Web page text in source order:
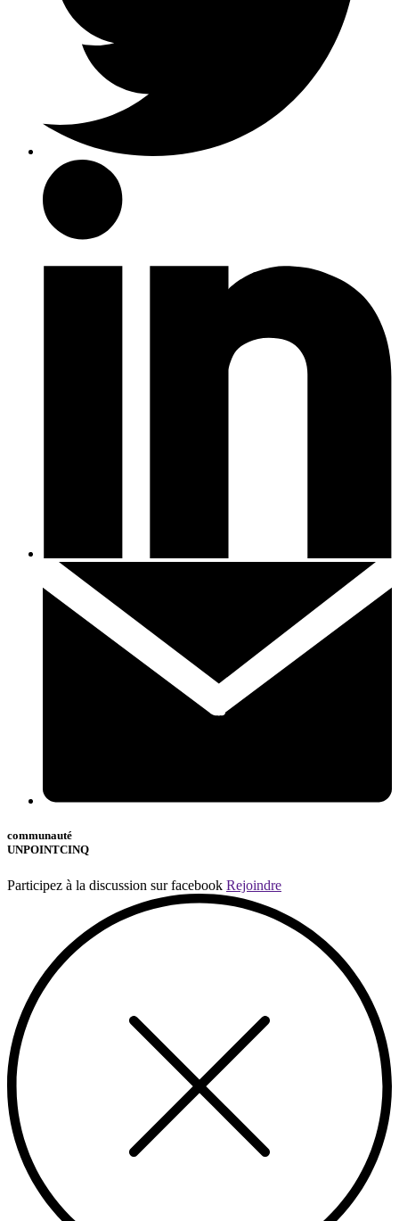
communauté
UNPOINTCINQ
Participez à la discussion sur facebook Rejoindre